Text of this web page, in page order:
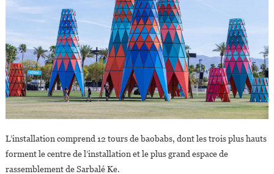
L’installation comprend 12 tours de baobabs, dont les trois plus hauts
forment le centre de l’installation et le plus grand espace de
rassemblement de Sarbalé Ke.